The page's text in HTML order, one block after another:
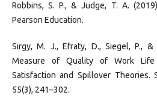
Robbins, S. P., & Judge, T. A.
Pearson Education.
Sirgy, M. J., Efraty, D., Siegel, P.,
Measure of Quality of Work Life
Satisfaction and Spillover Theories.
55(3), 241–302.